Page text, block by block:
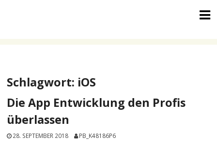
Schlagwort: iOS
Die App Entwicklung den Profis
überlassen
28. SEPTEMBER 2018 PB_K48186P6